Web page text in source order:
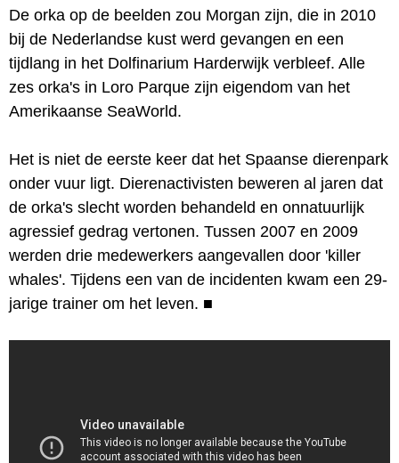
De orka op de beelden zou Morgan zijn, die in 2010
bij de Nederlandse kust werd gevangen en een
tijdlang in het Dolfinarium Harderwijk verbleef. Alle
zes orka's in Loro Parque zijn eigendom van het
Amerikaanse SeaWorld.
Het is niet de eerste keer dat het Spaanse dierenpark
onder vuur ligt. Dierenactivisten beweren al jaren dat
de orka's slecht worden behandeld en onnatuurlijk
agressief gedrag vertonen. Tussen 2007 en 2009
werden drie medewerkers aangevallen door 'killer
whales'. Tijdens een van de incidenten kwam een 29-
jarige trainer om het leven. ■